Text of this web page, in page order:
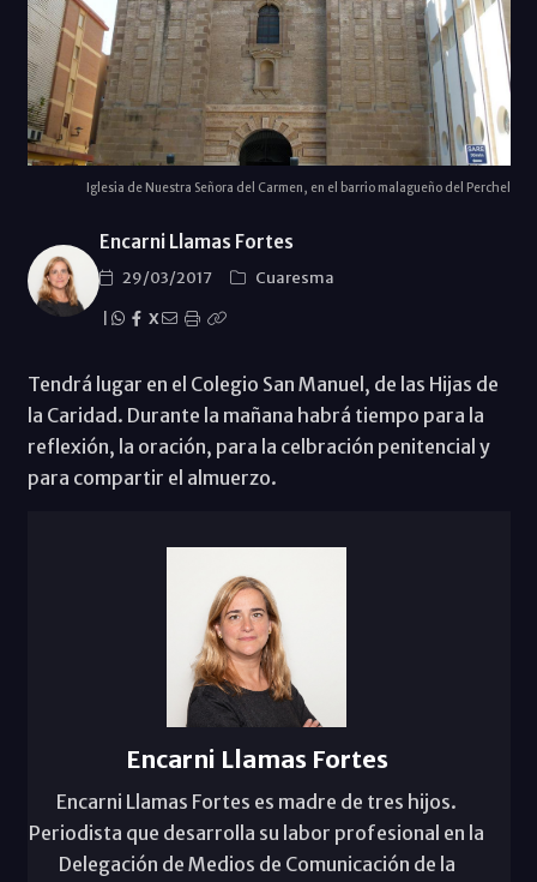
Iglesia de Nuestra Señora del Carmen, en el barrio malagueño del Perchel
Encarni Llamas Fortes
29/03/2017
Cuaresma
X
Tendrá lugar en el Colegio San Manuel, de las Hijas de
la Caridad. Durante la mañana habrá tiempo para la
reflexión, la oración, para la celbración penitencial y
para compartir el almuerzo.
Encarni Llamas Fortes
Encarni Llamas Fortes es madre de tres hijos.
Periodista que desarrolla su labor profesional en la
Delegación de Medios de Comunicación de la